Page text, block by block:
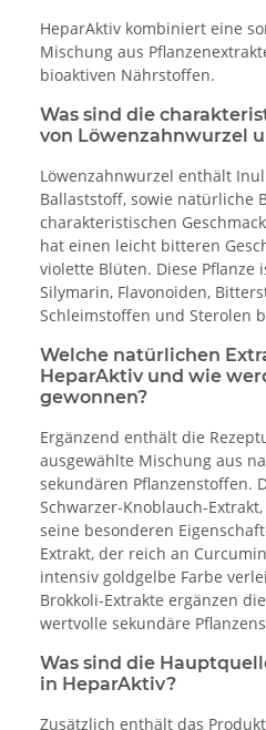
HeparAktiv kombiniert eine
Mischung aus
bioaktiven Nährstoffen.
Was sind die
von Löwenzahnwurzel
Löwenzahnwurzel enthält
Ballaststoff, sowie natür­liche
charakteristischen
hat einen leicht bitteren
violette Blüten. Diese Pflanze
Silymarin, Flavonoiden,
Schleimstoffen und Sterolen
Welche natürlichen
HeparAktiv und wie
gewonnen?
Ergänzend enthält die
ausgewählte Mischung aus
sekundären Pflanzenstoffen.
Schwarzer-Knoblauch-
seine besonderen
Extrakt, der reich an
intensiv goldgelbe Farbe
Brokkoli-Extrakte ergänzen
wertvolle sekundäre
Was sind die
in HeparAktiv?
Zusätzlich enthält das